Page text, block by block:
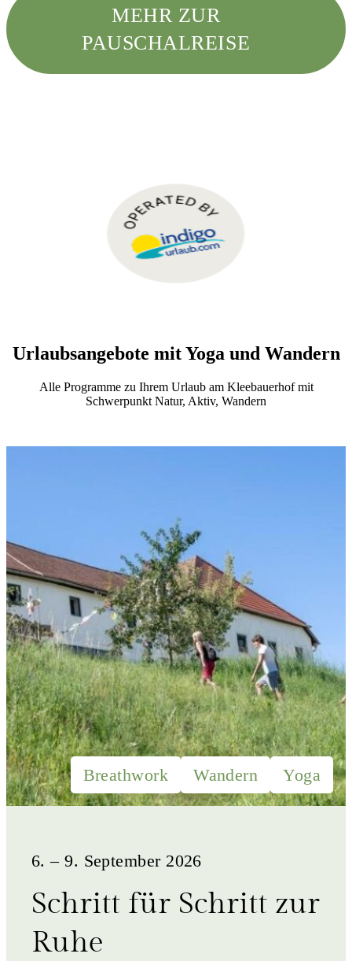
MEHR ZUR
PAUSCHALREISE
Urlaubsangebote mit Yoga und Wandern
Alle Programme zu Ihrem Urlaub am Kleebauerhof mit
Schwerpunkt Natur, Aktiv, Wandern
Breathwork Wandern Yoga
6. – 9. September 2026
Schritt für Schritt zur
Ruhe